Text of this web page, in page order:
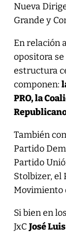
Nueva
Grande y
En relación
opositora
estructura
componen:
PRO, la
También
Partido
Partido
Stolbizer, el
Movimiento
Si bien en
JxC José